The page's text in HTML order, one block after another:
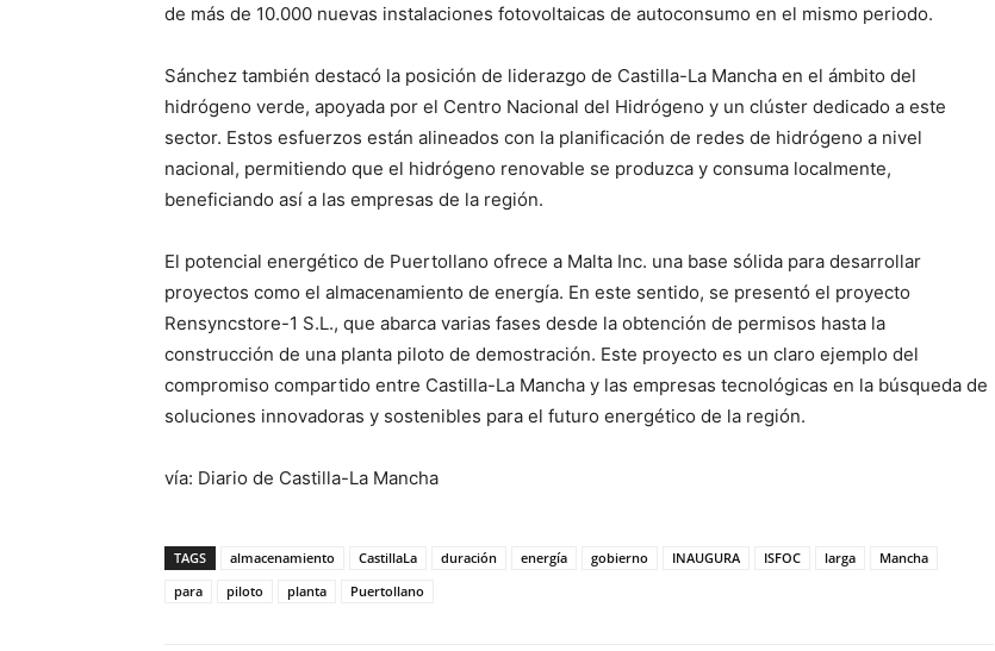
de más de 10.000 nuevas instalaciones fotovoltaicas de autoconsumo en el mismo periodo.
Sánchez también destacó la posición de liderazgo de Castilla-La Mancha en el ámbito del
hidrógeno verde, apoyada por el Centro Nacional del Hidrógeno y un clúster dedicado a este
sector. Estos esfuerzos están alineados con la planificación de redes de hidrógeno a nivel
nacional, permitiendo que el hidrógeno renovable se produzca y consuma localmente,
beneficiando así a las empresas de la región.
El potencial energético de Puertollano ofrece a Malta Inc. una base sólida para desarrollar
proyectos como el almacenamiento de energía. En este sentido, se presentó el proyecto
Rensyncstore-1 S.L., que abarca varias fases desde la obtención de permisos hasta la
construcción de una planta piloto de demostración. Este proyecto es un claro ejemplo del
compromiso compartido entre Castilla-La Mancha y las empresas tecnológicas en la búsqueda de
soluciones innovadoras y sostenibles para el futuro energético de la región.
vía: Diario de Castilla-La Mancha
TAGS almacenamiento CastillaLa duración energía gobierno INAUGURA ISFOC larga
Mancha
para
piloto planta Puertollano